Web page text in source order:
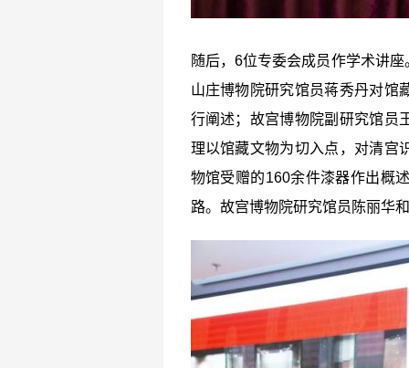
随后，6位专委会成员作学术讲
山庄博物院研究馆员蒋秀丹对馆
行阐述；故宫博物院副研究馆员
理以馆藏文物为切入点，对清宫
物馆受赠的160余件漆器作出概
路。故宫博物院研究馆员陈丽华